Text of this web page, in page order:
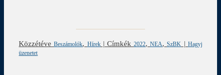
Közzétéve Beszámolók, Hírek| Címkék 2022,NEA,SzBK | Hagyj
üzenetet